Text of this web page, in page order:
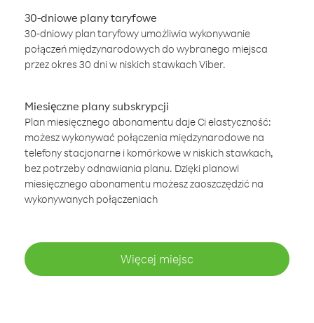
30-dniowe plany taryfowe
30-dniowy plan taryfowy umożliwia wykonywanie
połączeń międzynarodowych do wybranego miejsca
przez okres 30 dni w niskich stawkach Viber.
Miesięczne plany subskrypcji
Plan miesięcznego abonamentu daje Ci elastyczność:
możesz wykonywać połączenia międzynarodowe na
telefony stacjonarne i komórkowe w niskich stawkach,
bez potrzeby odnawiania planu. Dzięki planowi
miesięcznego abonamentu możesz zaoszczędzić na
wykonywanych połączeniach
Więcej miejsc